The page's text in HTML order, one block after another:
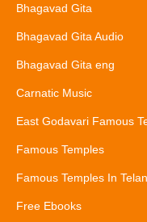
Bhagavad Gita
Bhagavad Gita Audio
Bhagavad Gita eng
Carnatic Music
East Godavari Famous
Famous Temples
Famous Temples In
Free Ebooks